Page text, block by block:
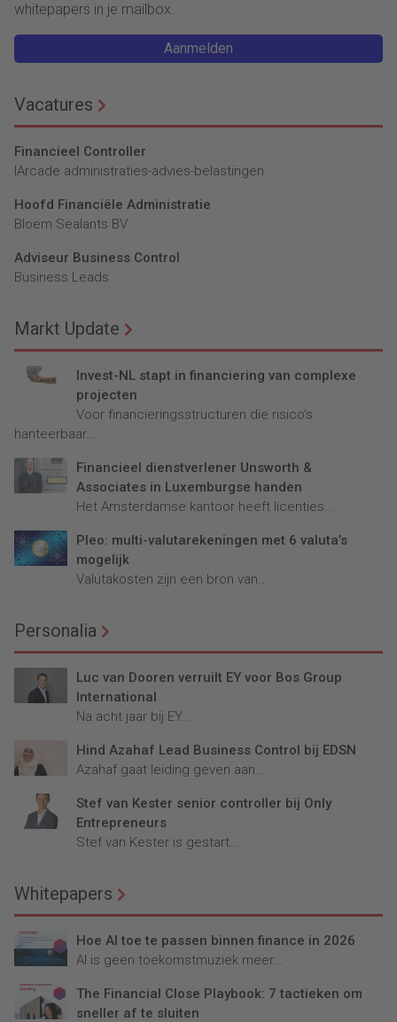
whitepapers in je mailbox.
Aanmelden
Vacatures
Financieel Controller
lArcade administraties-advies-belastingen
Hoofd Financiële Administratie
Bloem Sealants BV
Adviseur Business Control
Business Leads
Markt Update
Invest-NL stapt in financiering van complexe
projecten
Voor financieringsstructuren die risico’s
hanteerbaar...
Financieel dienstverlener Unsworth &
Associates in Luxemburgse handen
Het Amsterdamse kantoor heeft licenties...
Pleo: multi-valutarekeningen met 6 valuta’s
mogelijk
Valutakosten zijn een bron van...
Personalia
Luc van Dooren verruilt EY voor Bos Group
International
Na acht jaar bij EY...
Hind Azahaf Lead Business Control bij EDSN
Azahaf gaat leiding geven aan...
Stef van Kester senior controller bij Only
Entrepreneurs
Stef van Kester is gestart...
Whitepapers
Hoe AI toe te passen binnen finance in 2026
AI is geen toekomstmuziek meer...
The Financial Close Playbook: 7 tactieken om
sneller af te sluiten